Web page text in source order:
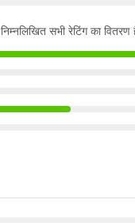
निम्नलिखित सभी रेटिंग का वितरण